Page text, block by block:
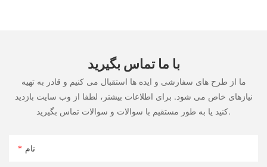
با ما تماس بگیرید
ما از طرح های سفارشی و ایده ها استقبال می کنیم و قادر به تهیه
نیازهای خاص می شود. برای اطلاعات بیشتر، لطفا از وب سایت بازدید
کنید یا به طور مستقیم با سوالات و سوالات تماس بگیرید.
نام